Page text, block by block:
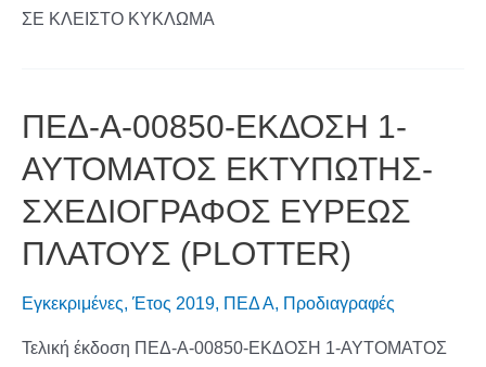
ΣΕ ΚΛΕΙΣΤΟ ΚΥΚΛΩΜΑ
ΠΕΔ-Α-00850-ΕΚΔΟΣΗ 1-
ΑΥΤΟΜΑΤΟΣ ΕΚΤΥΠΩΤΗΣ-
ΣΧΕΔΙΟΓΡΑΦΟΣ ΕΥΡΕΩΣ
ΠΛΑΤΟΥΣ (PLOTTER)
Εγκεκριμένες, Έτος 2019, ΠΕΔ Α, Προδιαγραφές
Τελική έκδοση ΠΕΔ-Α-00850-ΕΚΔΟΣΗ 1-ΑΥΤΟΜΑΤΟΣ